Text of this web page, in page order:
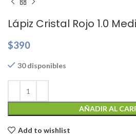
Lápiz Cristal Rojo 1.0
$390
30 disponibles
AÑADIR AL
Add to wishlist